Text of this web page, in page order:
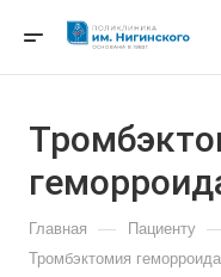
Главная — Пациенту
Тромбэктомия